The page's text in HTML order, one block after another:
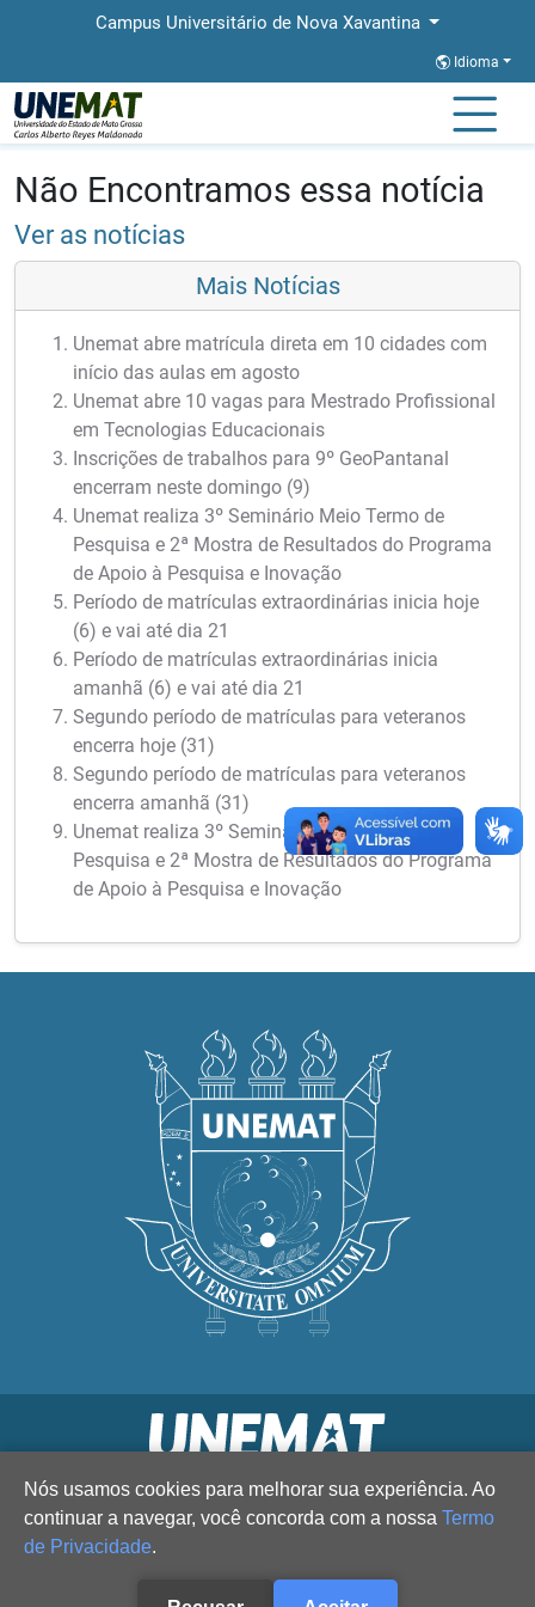
Campus Universitário de Nova Xavantina
Idioma
Página Inicial
Não Encontramos essa notícia
Ver as notícias
Mais Notícias
Unemat abre matrícula direta em 10 cidades com
início das aulas em agosto
Unemat abre 10 vagas para Mestrado Profissional
em Tecnologias Educacionais
Inscrições de trabalhos para 9º GeoPantanal
encerram neste domingo (9)
Unemat realiza 3º Seminário Meio Termo de
Pesquisa e 2ª Mostra de Resultados do Programa
de Apoio à Pesquisa e Inovação
Período de matrículas extraordinárias inicia hoje
(6) e vai até dia 21
Período de matrículas extraordinárias inicia
amanhã (6) e vai até dia 21
Segundo período de matrículas para veteranos
encerra hoje (31)
Segundo período de matrículas para veteranos
encerra amanhã (31)
Unemat realiza 3º Seminário Meio Termo de
Pesquisa e 2ª Mostra de Resultados do Programa
de Apoio à Pesquisa e Inovação
Nós usamos cookies para melhorar sua experiência. Ao
continuar a navegar, você concorda com a nossa Termo
de Privacidade.